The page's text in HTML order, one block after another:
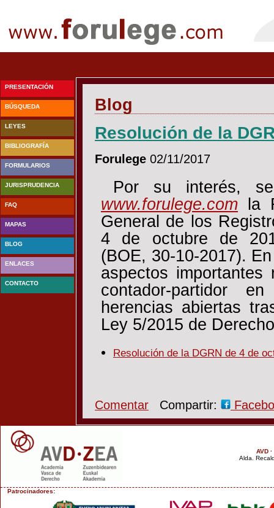
Blog
Resolución de la
Forulege 02/11/2017
Por su interés,
www.forulege.com
la
General de los
4 de octubre de
(BOE, 30-10-2017).
aspectos
contador-partidor
herencias abiertas
Ley 5/2015 de
Resolución de la DGRN de 4 de
Comentar Compartir:
PRESENTACIÓN
BÚSQUEDA
LEYES
BIBLIOGRAFÍA
FORMULARIOS
JURISPRUDENCIA
FAQ
MAPAS
BLOG
ENLACES
CONTACTO
AVD
Alda.
Patrocinadores: